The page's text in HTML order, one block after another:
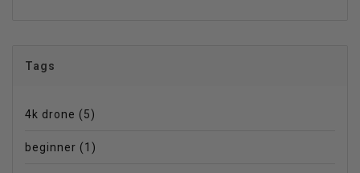
Tags
4k drone (5)
beginner (1)